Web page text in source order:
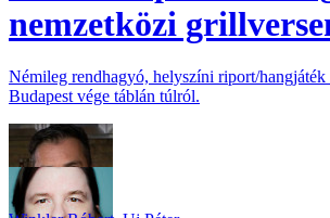
nemzetközi
Némileg rendhagyó, helyszíni riport/hangjáték
Budapest vége táblán túlról.